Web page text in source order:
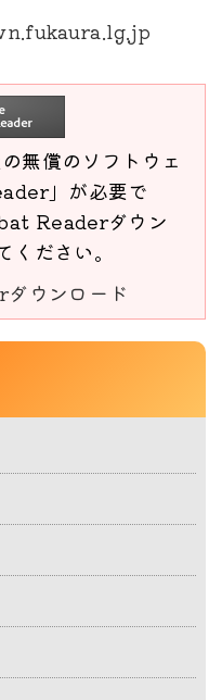
無償のソフトウェ
」が必要で
Readerダウン
ださい。
ウンロード